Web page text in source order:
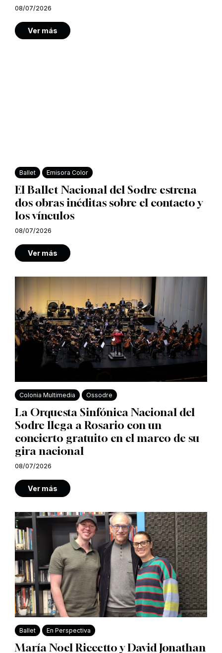
08/07/2026
Ver más
Ballet Emisora Color
El Ballet Nacional del Sodre estrena
dos obras inéditas sobre el contacto y
los vínculos
08/07/2026
Ver más
Colonia Multimedia Ossodre
La Orquesta Sinfónica Nacional del
Sodre llega a Rosario con un
concierto gratuito en el marco de su
gira nacional
08/07/2026
Ver más
Ballet En Perspectiva
María Noel Riccetto y David Jonathan